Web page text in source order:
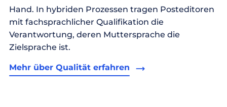
Hand. In hybriden Prozessen tragen Posteditoren
mit fachsprachlicher Qualifikation die
Verantwortung, deren Muttersprache die
Zielsprache ist.
Mehr über Qualität erfahren